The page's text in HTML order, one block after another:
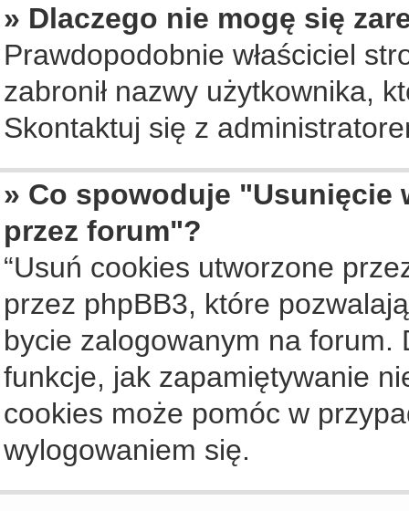
» Dlaczego nie mogę się
Prawdopodobnie właściciel
zabronił nazwy użytkownika,
Skontaktuj się z
» Co spowoduje
przez forum"?
“Usuń cookies utworzone
przez phpBB3, które
bycie zalogowanym na forum.
funkcje, jak zapamiętywanie
cookies może pomóc w
wylogowaniem się.